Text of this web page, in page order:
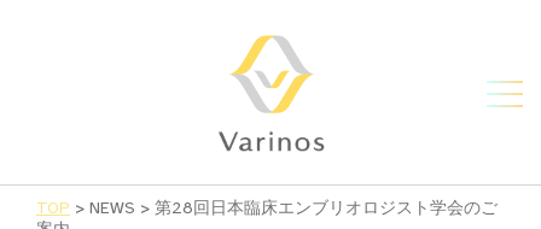
TOP > NEWS > 第28回日本臨床エンブリオロジスト学会のご